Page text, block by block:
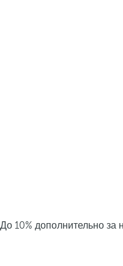
До 10% дополнительно